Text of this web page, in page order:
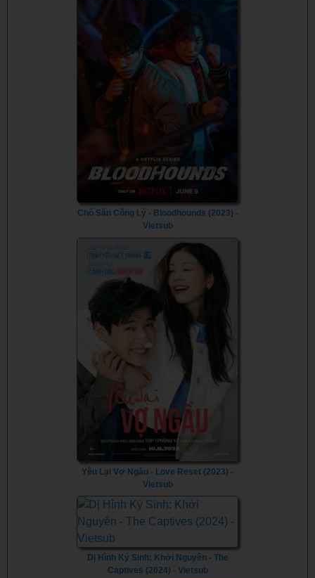
Chó Săn Công Lý - Bloodhounds (2023) -
Vietsub
Yêu Lại Vợ Ngầu - Love Reset (2023) -
Vietsub
Dị Hình Ký Sinh: Khởi Nguyên - The
Captives (2024) - Vietsub